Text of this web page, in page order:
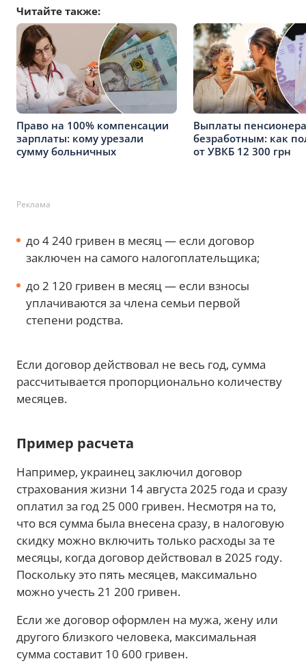
Читайте также:
Право на 100% компенсации
зарплаты: кому урезали
сумму больничных
Выплаты
безработным: как
от УВКБ 12 300 грн
Реклама
до 4 240 гривен в месяц — если договор
заключен на самого налогоплательщика;
до 2 120 гривен в месяц — если взносы
уплачиваются за члена семьи первой
степени родства.
Если договор действовал не весь год, сумма
рассчитывается пропорционально количеству
месяцев.
Пример расчета
Например, украинец заключил договор
страхования жизни 14 августа 2025 года и сразу
оплатил за год 25 000 гривен. Несмотря на то,
что вся сумма была внесена сразу, в налоговую
скидку можно включить только расходы за те
месяцы, когда договор действовал в 2025 году.
Поскольку это пять месяцев, максимально
можно учесть 21 200 гривен.
Если же договор оформлен на мужа, жену или
другого близкого человека, максимальная
сумма составит 10 600 гривен.